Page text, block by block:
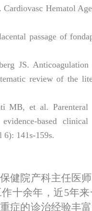
Cardiovasc Hematol
passage of
JS.
review of the
et al. Parenteral
based
6): 141s-159s.
健院产科主任医
十余年，近5年
症的诊治经验丰